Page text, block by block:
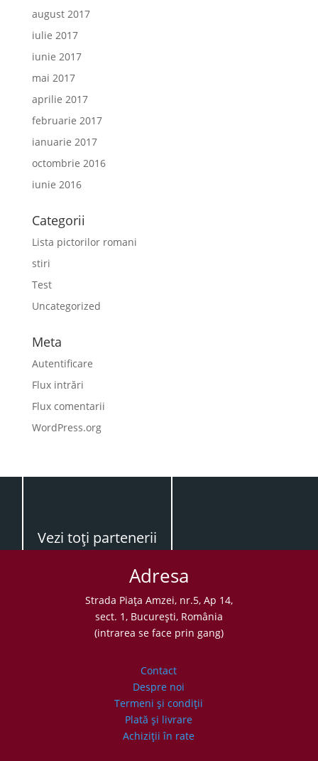
august 2017
iulie 2017
iunie 2017
mai 2017
aprilie 2017
februarie 2017
ianuarie 2017
octombrie 2016
iunie 2016
Categorii
Lista pictorilor romani
stiri
Test
Uncategorized
Meta
Autentificare
Flux intrări
Flux comentarii
WordPress.org
Vezi toţi partenerii
Adresa
Strada Piaţa Amzei, nr.5, Ap 14,
sect. 1, Bucureşti, România
(intrarea se face prin gang)
Contact
Despre noi
Termeni şi condiţii
Plată şi livrare
Achiziţii în rate